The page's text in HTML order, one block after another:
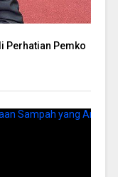
Perhatian Pemko